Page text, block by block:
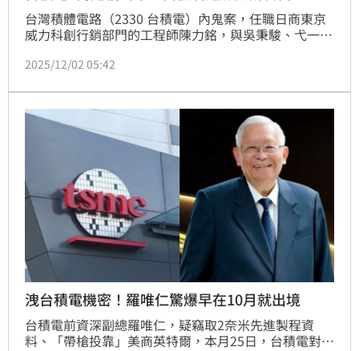
台灣積體電路（2330 台積電）內鬼案，任職日商東京
威力科創行銷部門的工程師陳力銘，與吳秉駿、弋一平
商業法院羈押中。台灣高等檢察署另依職權簽分東京威
偵查終結，依國安法、營業秘密法等共計4罪，追加起
訴東京威力科創，求處共1億2千萬元罰金。
2025/12/02 05:42
洩台積電機密！羅唯仁驚爆早在10月就出境
台積電前資深副總羅唯仁，疑竊取2奈米先進製程資
料、「帶槍投靠」美商英特爾，本月25日，台積電對羅